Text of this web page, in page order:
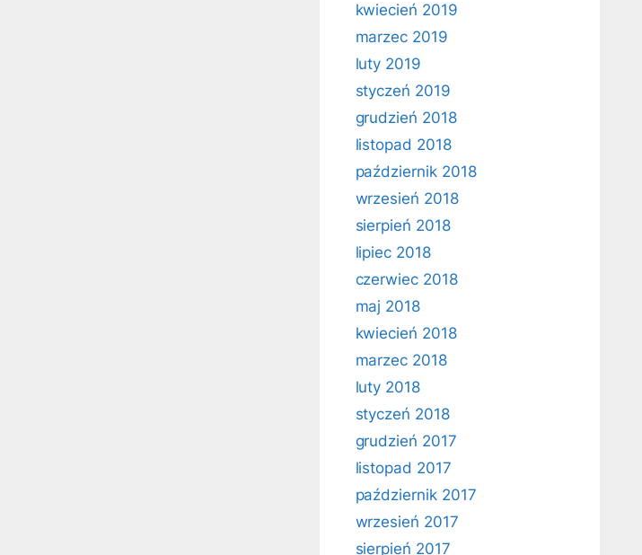
kwiecień 2019
marzec 2019
luty 2019
styczeń 2019
grudzień 2018
listopad 2018
październik 2018
wrzesień 2018
sierpień 2018
lipiec 2018
czerwiec 2018
maj 2018
kwiecień 2018
marzec 2018
luty 2018
styczeń 2018
grudzień 2017
listopad 2017
październik 2017
wrzesień 2017
sierpień 2017